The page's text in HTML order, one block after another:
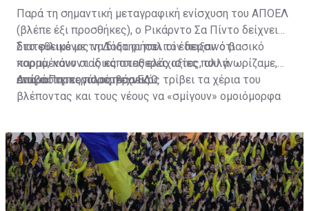
Παρά τη σημαντική μεταγραφική ενίσχυση του ΑΠΟΕΛ
(βλέπε έξι προσθήκες), ο Ρικάρντο Σα Πίντο δείχνει
διατεθειμένος να διατηρήσει τον περσινό βασικό
κορμό, κάνοντας κάποιες ελάχιστες, αλλά
απαραίτητες παρεμβάσεις.
Στο φιλικό με τη Δόξα οι παλιοί έδειξαν ότι
παραμένουν οι ίδιες σταθερές αξίες που γνωρίζαμε,
ενώ ο Πορτογάλος τεχνικός τρίβει τα χέρια του
βλέποντας και τους νέους να «σμίγουν» ομοιόμορφα
Διαβάστε περισσότεραΕΔΩ.